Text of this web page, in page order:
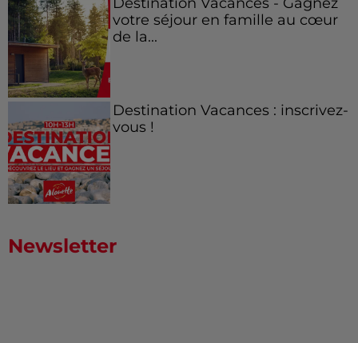
votre séjour en famille au cœur
de la...
Destination Vacances : inscrivez-
vous !
Newsletter